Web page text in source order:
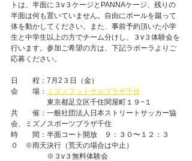
トは、半面に３v３ケージとPANNAケージ、残りの
半面は何も置いていません。自由にボールを蹴って
体を動かしてください。また、事前予約頂いた小学
生と中学生以上の方でチーム分けし、３v３体験会を
行います。参加ご希望の方は、下記ラボーラよりご
応募ください。
日　　程：7月2３日（金）
会　　場： ミズノフットサルプラザ千住
東京都足立区千住関屋町１９−１
共　　催：一般社団法人日本ストリートサッカー協
会、ミズノスポーツプラザ千住
時　　間：半面コート開放　９：３０〜１２：３
０　※雨天決行（荒天の場合は中止）
※３v３無料体験会